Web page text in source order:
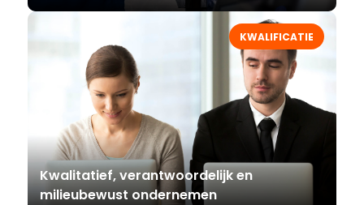
KWALIFICATIE
Kwalitatief, verantwoordelijk en
milieubewust ondernemen